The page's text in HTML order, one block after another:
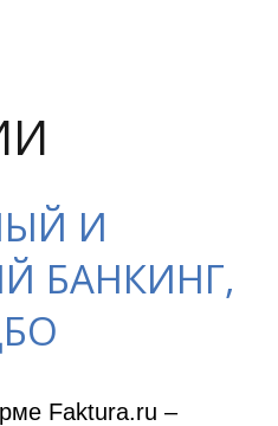
И
БАНКИНГ,
Faktura.ru –